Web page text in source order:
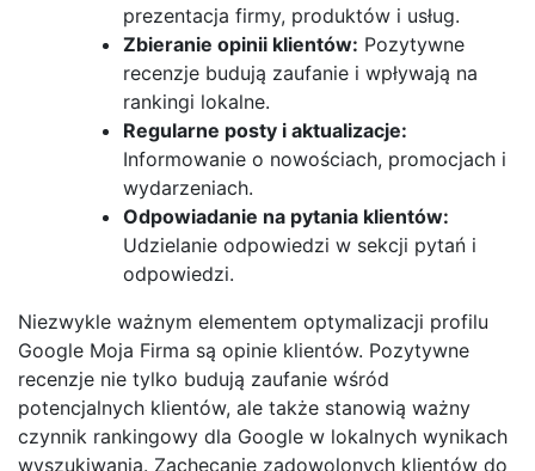
prezentacja firmy, produktów i usług.
Zbieranie opinii klientów: Pozytywne
recenzje budują zaufanie i wpływają na
rankingi lokalne.
Regularne posty i aktualizacje:
Informowanie o nowościach, promocjach i
wydarzeniach.
Odpowiadanie na pytania klientów:
Udzielanie odpowiedzi w sekcji pytań i
odpowiedzi.
Niezwykle ważnym elementem optymalizacji profilu
Google Moja Firma są opinie klientów. Pozytywne
recenzje nie tylko budują zaufanie wśród
potencjalnych klientów, ale także stanowią ważny
czynnik rankingowy dla Google w lokalnych wynikach
wyszukiwania. Zachęcanie zadowolonych klientów do